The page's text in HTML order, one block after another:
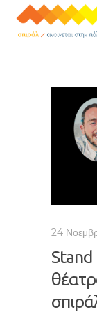
24
Stand